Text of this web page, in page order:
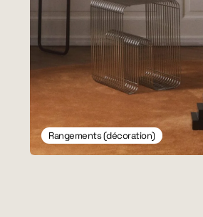
Rangements (décoration)